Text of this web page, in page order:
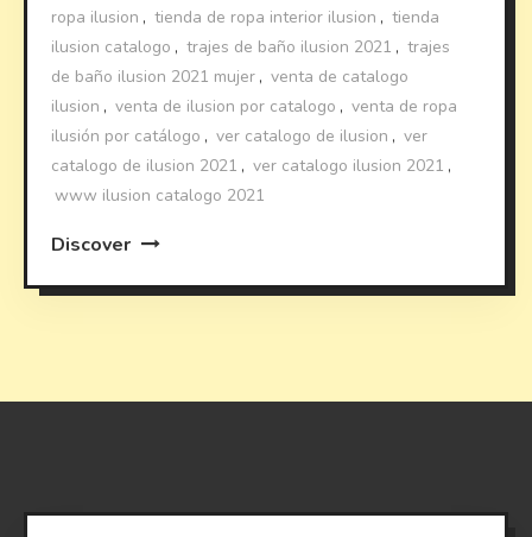
ropa ilusion , tienda de ropa interior ilusion , tienda
ilusion catalogo , trajes de baño ilusion 2021 , trajes
de baño ilusion 2021 mujer , venta de catalogo
ilusion , venta de ilusion por catalogo , venta de ropa
ilusión por catálogo , ver catalogo de ilusion , ver
catalogo de ilusion 2021 , ver catalogo ilusion 2021 ,
www ilusion catalogo 2021
Discover